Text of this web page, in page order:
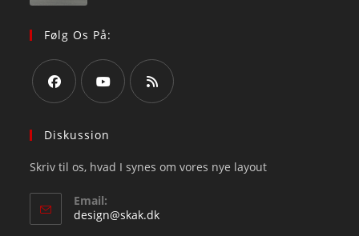
Følg Os På:
in
new
tab
in
new
new
Diskussion
Skriv til os, hvad I synes om vores nye layout
Email:
design@skak.dkOpens